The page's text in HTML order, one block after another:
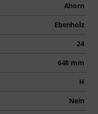
Ahorn
Ebenholz
24
648 mm
H
Nein